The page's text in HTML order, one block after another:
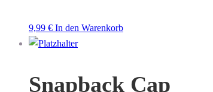
9,99 € In den Warenkorb
Snapback Cap